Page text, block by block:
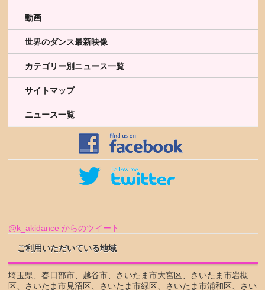
動画
世界のダンス最新映像
カテゴリー別ニュース一覧
サイトマップ
ニュース一覧
@k_akidance からのツイート
ご利用いただいている地域
埼玉県、春日部市、越谷市、さいたま市大宮区、さいたま市岩槻
区、さいたま市見沼区、さいたま市緑区、さいたま市浦和区、さい